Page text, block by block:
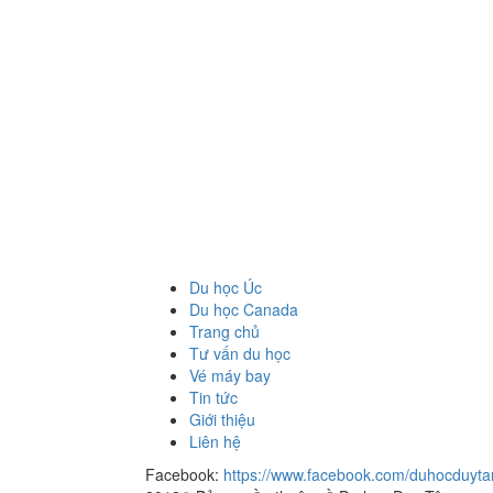
Du học Úc
Du học Canada
Trang chủ
Tư vấn du học
Vé máy bay
Tin tức
Giới thiệu
Liên hệ
Facebook: https://www.facebook.com/